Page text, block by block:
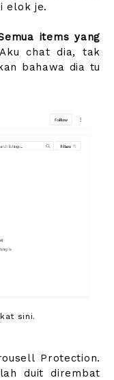
elok je.
items yang
chat dia, tak
bahawa dia tu
sini.
Protection.
duit dirembat